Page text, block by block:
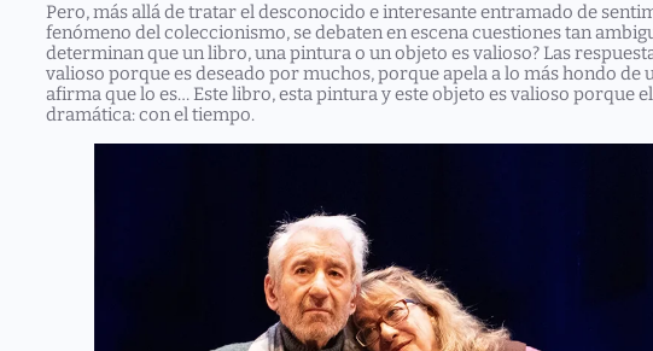
Pero, más allá de tratar el desconocido e interesante entramado de
fenómeno del coleccionismo, se debaten en escena cuestiones tan
determinan que un libro, una pintura o un objeto es valioso? Las
valioso porque es deseado por muchos, porque apela a lo más hondo
afirma que lo es… Este libro, esta pintura y este objeto es valioso porque
dramática: con el tiempo.